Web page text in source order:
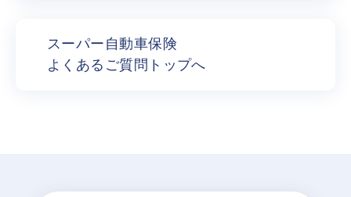
スーパー自動車保険
よくあるご質問トップへ